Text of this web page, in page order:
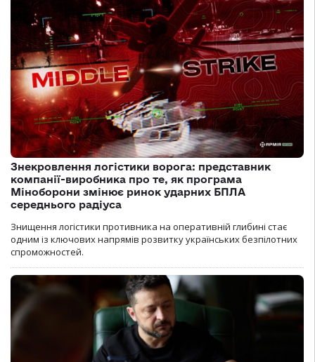
Знекровлення логістики ворога: представник
компанії-виробника про те, як програма
Міноборони змінює ринок ударних БПЛА
середнього радіуса
Знищення логістики противника на оперативній глибині стає
одним із ключових напрямів розвитку українських безпілотних
спроможностей.